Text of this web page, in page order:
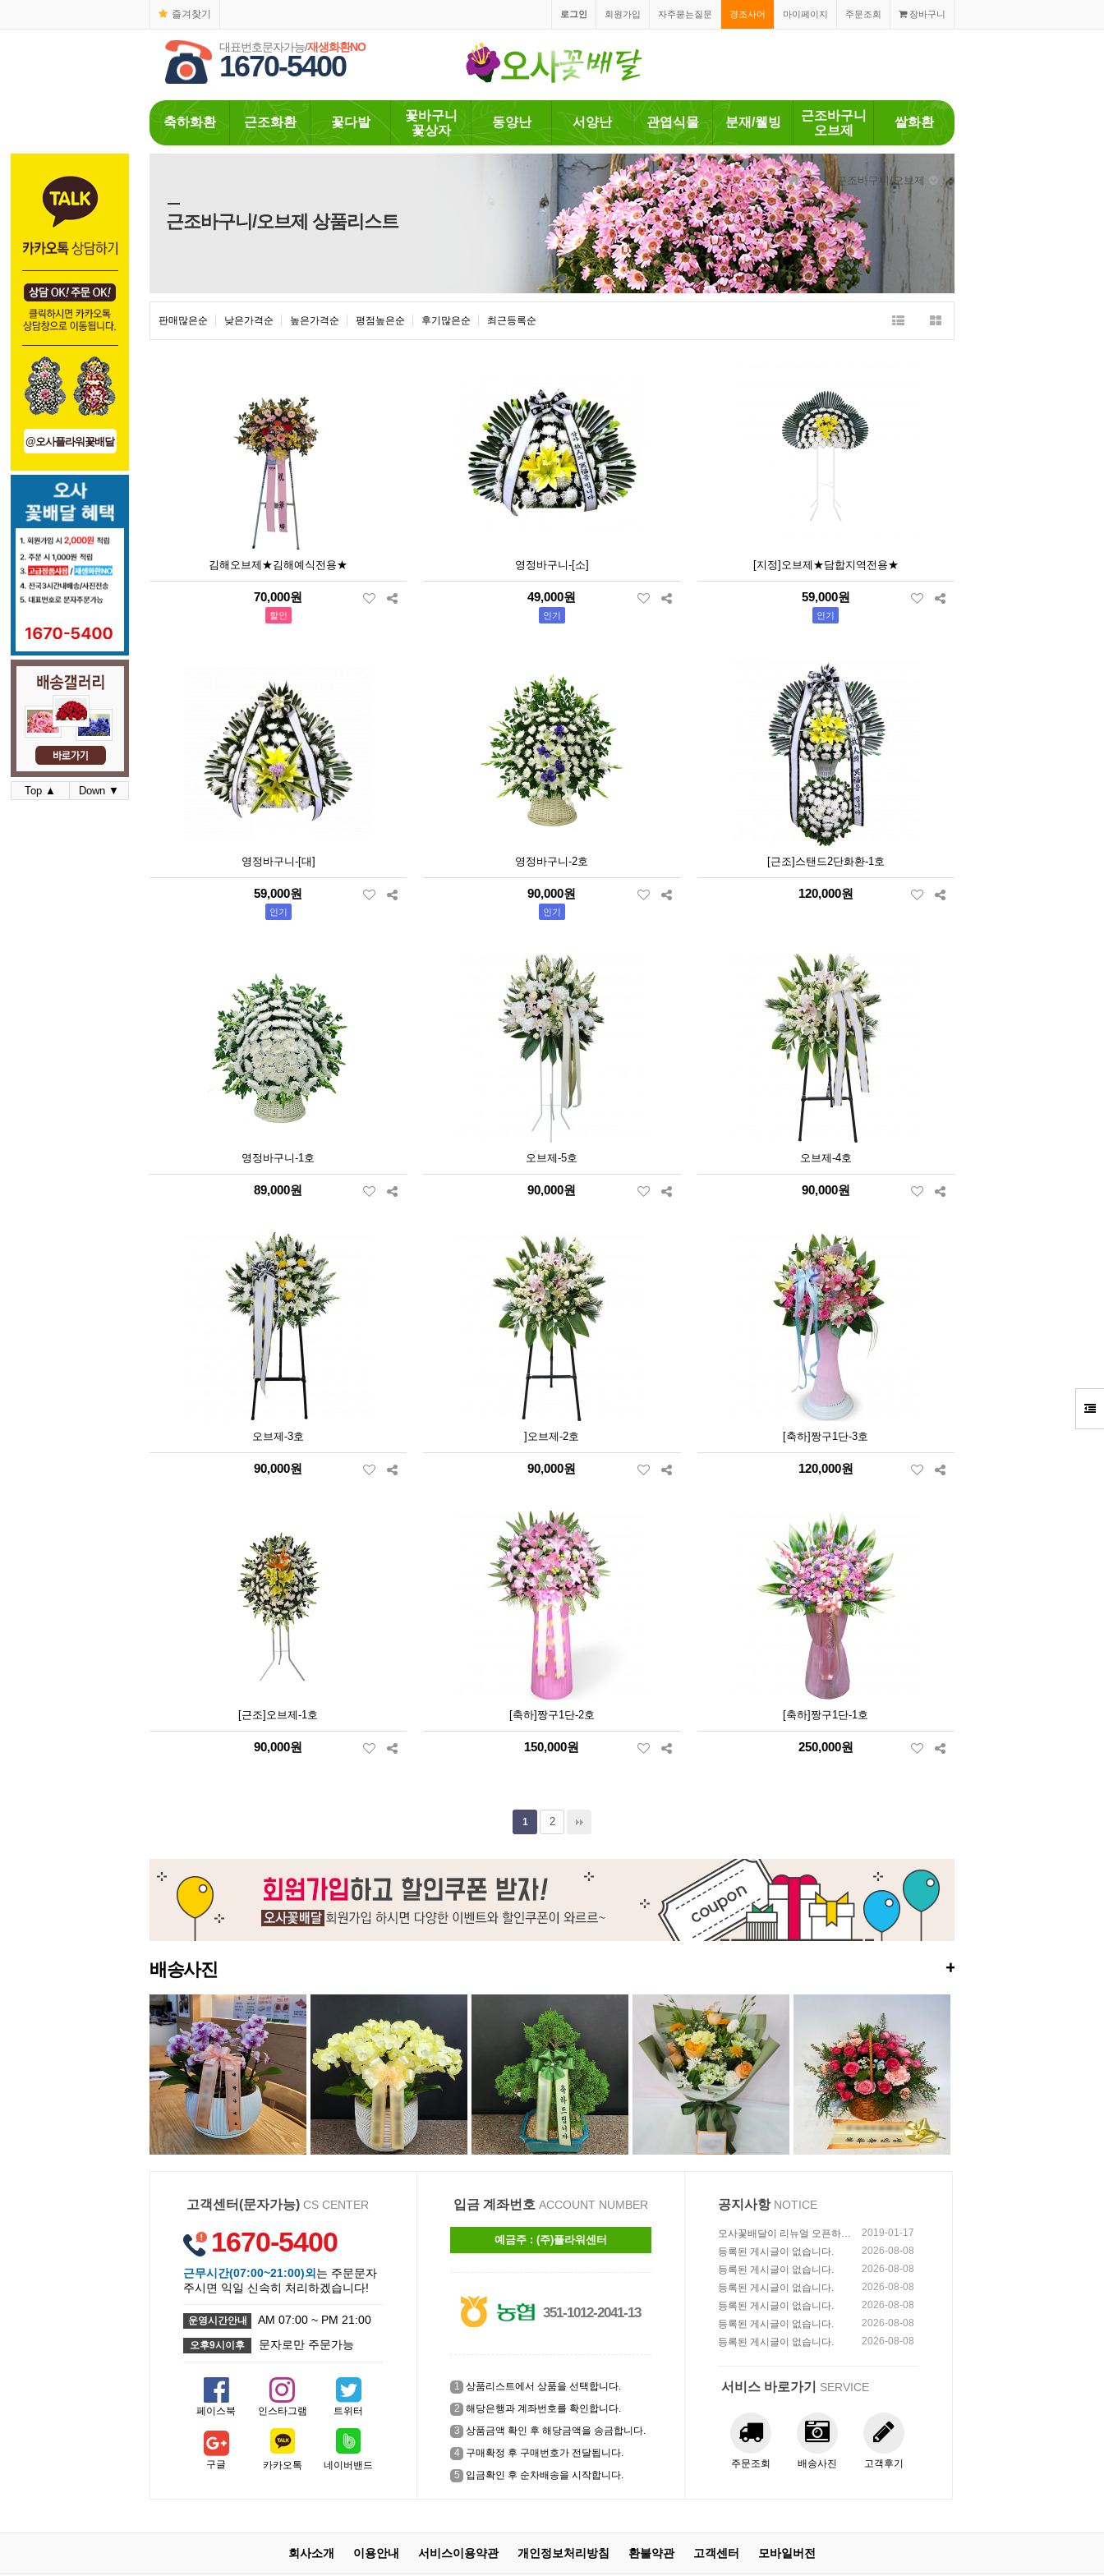
즐겨찾기 장바구니
주문조회
마이페이지
경조사어
자주묻는질문
회원가입
로그인
대표번호문자가능/재생화환NO
1670-5400
축하화환 근조화환 꽃다발
꽃바구니
꽃상자
동양난 서양난 관엽식물 분재/웰빙
근조바구니
오브제
쌀화환
@오사플라워꽃배달
Top ▲ Down ▼
근조바구니/오브제 상품리스트
근조바구니/오브제
판매많은순 낮은가격순 높은가격순 평점높은순 후기많은순 최근등록순
김해오브제★김해예식전용★
70,000원
할인
영정바구니-[소]
49,000원
인기
[지정]오브제★담합지역전용★
59,000원
인기
영정바구니-[대]
59,000원
인기
영정바구니-2호
90,000원
인기
[근조]스탠드2단화환-1호
120,000원
영정바구니-1호
89,000원
오브제-5호
90,000원
오브제-4호
90,000원
오브제-3호
90,000원
]오브제-2호
90,000원
[축하]짱구1단-3호
120,000원
[근조]오브제-1호
90,000원
[축하]짱구1단-2호
150,000원
[축하]짱구1단-1호
250,000원
1 2
배송사진 +
고객센터(문자가능) CS CENTER
1670-5400
근무시간(07:00~21:00)외는 주문문자
주시면 익일 신속히 처리하겠습니다!
운영시간안내 AM 07:00 ~ PM 21:00
오후9시이후 문자로만 주문가능
페이스북 인스타그램 트위터
구글 카카오톡 네이버밴드
입금 계좌번호 ACCOUNT NUMBER
예금주 : (주)플라워센터
351-1012-2041-13
1
상품리스트에서 상품을 선택합니다.
2 해당은행과 계좌번호를 확인합니다.
3 상품금액 확인 후 해당금액을 송금합니다.
4
구매확정 후 구매번호가 전달됩니다.
5
입금확인 후 순차배송을 시작합니다.
공지사항 NOTICE
오사꽃배달이 리뉴얼 오픈하였
습니다!
2019-01-17
등록된 게시글이 없습니다.
2026-08-08
등록된 게시글이 없습니다.
2026-08-08
등록된 게시글이 없습니다.
2026-08-08
등록된 게시글이 없습니다.
2026-08-08
등록된 게시글이 없습니다.
2026-08-08
등록된 게시글이 없습니다.
2026-08-08
서비스 바로가기 SERVICE
주문조회 배송사진 고객후기
회사소개 이용안내 서비스이용약관 개인정보처리방침 환불약관 고객센터 모바일버전